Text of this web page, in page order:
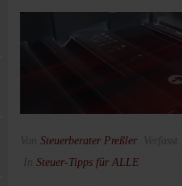
Von Steuerberater Preßler Verfasst
In Steuer-Tipps für ALLE